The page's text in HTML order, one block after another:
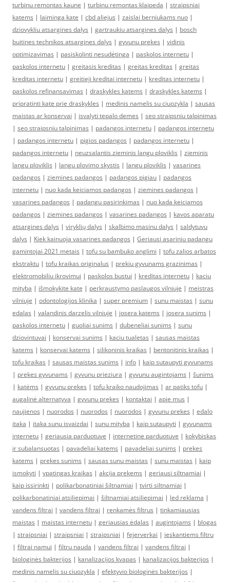
turbinu remontas kaune | turbinu remontas klaipeda | straipsniai
katems | laiminga kate | cbd aliejus | zaislai berniukams nuo |
dziovykliu atsargines dalys | gartraukiu atsargines dalys | bosch
buitines technikos atsargines dalys | gyvunu prekes | vidinis
optimizavimas | pasiskolinti nesudėtinga | paskolos internetu |
paskolos internetu | greitasis kreditas | greitas kreditas | greitas
kreditas internetu | greitieji kreditai internetu | kreditas internetu |
paskolos refinansavimas | draskykles katems | draskykles katems |
pripratinti kate prie draskykles | medinis namelis su ciuozykla | sausas
maistas ar konservai | isvalyti tepalo demes | seo straipsniu talpinimas
| seo straipsniu talpinimas | padangos internetu | padangos internetu
| padangos internetu | pigios padangos | padangos internetu |
padangos internetu | neuzsalantis zieminis langu ploviklis | zieminis
langu ploviklis | langu plovimo skystis | langu ploviklis | vasarines
padangos | ziemines padangos | padangos pigiau | padangos
internetu | nuo kada keiciamos padangos | ziemines padangos |
vasarines padangos | padangu pasirinkimas | nuo kada keiciamos
padangos | ziemines padangos | vasarines padangos | kavos aparatu
atsargines dalys | viryklių dalys | skalbimo masinu dalys | saldytuvu
dalys | Kiek kainuoja vasarines padangos | Geriausi asariniu padangu
gamintojai 2021 metais | tofu su bambuko anglimi | tofu zalios arbatos
ekstraktu | tofu kraikas originalus | prekiu gyvunams grazinimas |
elektromobiliu ikrovimui | paskolos bustui | kreditas internetu | kaciu
mityba | išmokykite katę | perkraustymo paslaugos vilniuje | meistras
vilniuje | odontologijos klinika | super premium | sunu maistas | sunu
edalas | valandinis darzelis vilniuje | josera katems | josera sunims |
paskolos internetu | guoliai sunims | dubeneliai sunims | sunu
dziovintuvai | konservai sunims | kaciu tualetas | sausas maistas
katems | konservai katems | silikoninis kraikas | bentonitinis kraikas |
tofu kraikas | sausas maistas sunims | info | kaip sutaupyti gyvunams
| prekes gyvunams | gyvunu prieziura | gyvunu augintojams | šunims
| katėms | gyvunu prekes | tofu kraiko naudojimas | ar patiks tofu |
augalinė alternatyva | gyvunu prekes | kontaktai | apie mus |
naujienos | nuorodos | nuorodos | nuorodos | gyvunu prekes | edalo
itaka | itaka sunu isvaizdai | sunu mityba | kaip sutaupyti | gyvunams
internetu | geriausia parduotuve | internetine parduotuve | kokybiskas
ir subalansuotas | pavadeliai katems | pavadeliai sunims | prekes
katems | prekes sunims | sausas sunu maistas | sunu maistas | kaip
ismokyti | ypatingas kraikas | akcija prekems | geriausi siltnamiai |
kaip issirinkti | polikarbonatiniai šiltnamiai | tvirti siltnamiai |
polikarbonatiniai atsiliepimai | šiltnamiai atsiliepimai | led reklama |
vandens filtrai | vandens filtrai | renkamės filtrus | tinkamiausias
maistas | maistas internetu | geriausias ėdalas | augintojams | blogas
| straipsniai | straipsniai | straipsniai | fejerverkai | ieskantiems filtru
| filtrai namui | filtru nauda | vandens filtrai | vandens filtrai |
biologinės bakterijos | kanalizacijos kvapas | kanalizacijos bakterijos |
medinis namelis su ciuozykla | efektyvio biologinės bakterijos |